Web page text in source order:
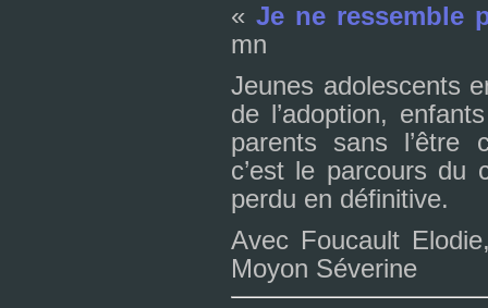
«Je ne res­sem­ble
mn
Jeunes ado­les­cents
de l’adop­tion,
parents sans l’être
c’est le par­cours du
perdu en défi­ni­tive.
Avec Foucault
Moyon Séverine